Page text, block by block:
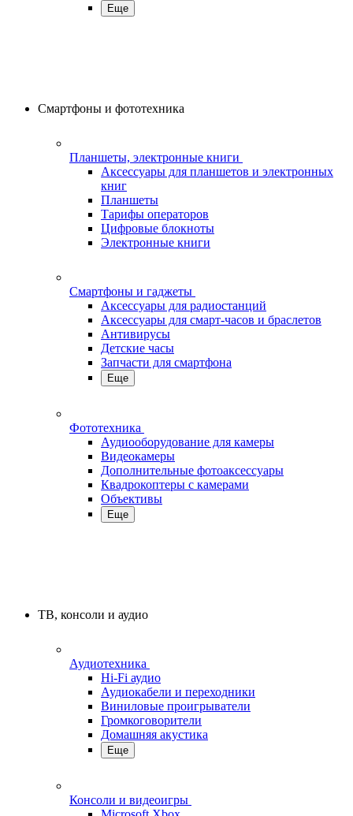
Еще
Смартфоны и фототехника
Планшеты, электронные книги
Аксессуары для планшетов и электронных
книг
Планшеты
Тарифы операторов
Цифровые блокноты
Электронные книги
Смартфоны и гаджеты
Аксессуары для радиостанций
Аксессуары для смарт-часов и браслетов
Антивирусы
Детские часы
Запчасти для смартфона
Еще
Фототехника
Аудиооборудование для камеры
Видеокамеры
Дополнительные фотоаксессуары
Квадрокоптеры с камерами
Объективы
Еще
ТВ, консоли и аудио
Аудиотехника
Hi-Fi аудио
Аудиокабели и переходники
Виниловые проигрыватели
Громкоговорители
Домашняя акустика
Еще
Консоли и видеоигры